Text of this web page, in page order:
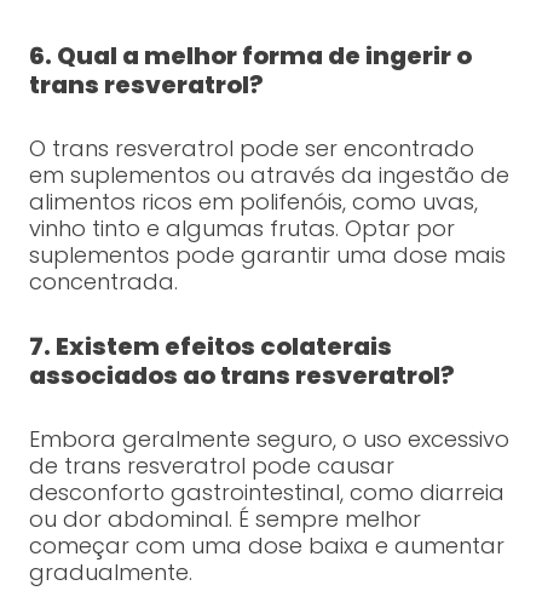
6. Qual a melhor forma de ingerir o
trans resveratrol?
O trans resveratrol pode ser encontrado
em suplementos ou através da ingestão de
alimentos ricos em polifenóis, como uvas,
vinho tinto e algumas frutas. Optar por
suplementos pode garantir uma dose mais
concentrada.
7. Existem efeitos colaterais
associados ao trans resveratrol?
Embora geralmente seguro, o uso excessivo
de trans resveratrol pode causar
desconforto gastrointestinal, como diarreia
ou dor abdominal. É sempre melhor
começar com uma dose baixa e aumentar
gradualmente.